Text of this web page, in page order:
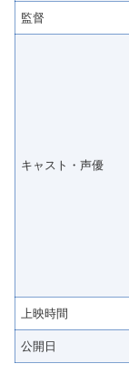
監督
キャスト・声優
上映時間
公開日